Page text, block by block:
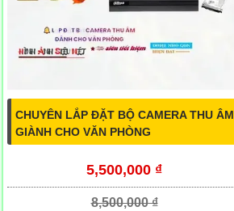
CHUYÊN LẮP ĐẶT BỘ CAMERA THU ÂM
GIÀNH CHO VĂN PHÒNG
5,500,000 ₫
8,500,000 ₫